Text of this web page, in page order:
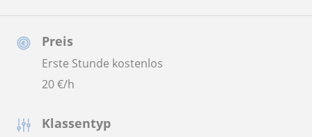
Preis
Erste Stunde kostenlos
20€/h
Klassentyp